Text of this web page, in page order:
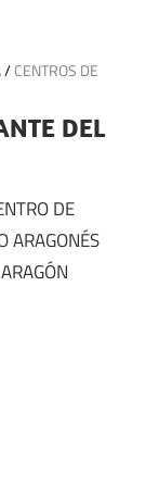
/CENTROS DE
DEL
DE
ARAGONÉS